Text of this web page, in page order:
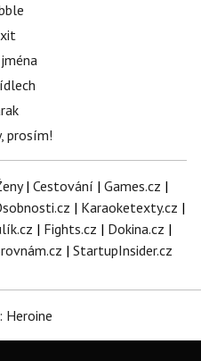
prosím!
| Cestování | Games.cz |
| Karaoketexty.cz |
| Fights.cz | Dokina.cz |
| StartupInsider.cz
Heroine